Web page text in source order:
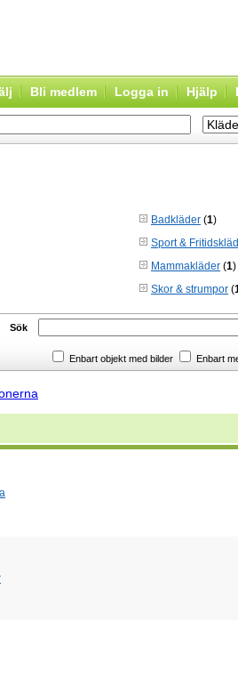
Bli medlem Logga in Hjälp
Badkläder (1)
Sport &
Mammakläder (1)
Skor & strumpor (
Sök
Enbart objekt med bilder Enbart